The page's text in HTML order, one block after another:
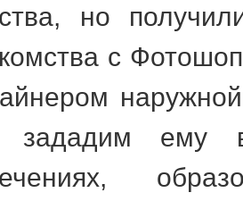
но
с
ему